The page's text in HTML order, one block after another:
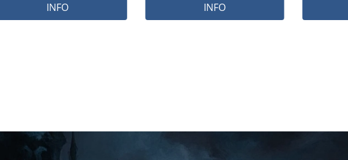
INFO INFO